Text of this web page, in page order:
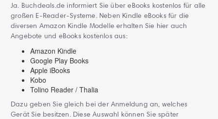
Ja. Buchdeals.de informiert Sie über eBooks kostenlos für alle
großen E-Reader-Systeme. Neben Kindle eBooks für die
diversen Amazon Kindle Modelle erhalten Sie hier auch
Angebote und eBooks kostenlos aus:
Amazon Kindle
Google Play Books
Apple iBooks
Kobo
Tolino Reader / Thalia
Dazu geben Sie gleich bei der Anmeldung an, welches
Gerät Sie besitzen. Diese Auswahl können Sie später